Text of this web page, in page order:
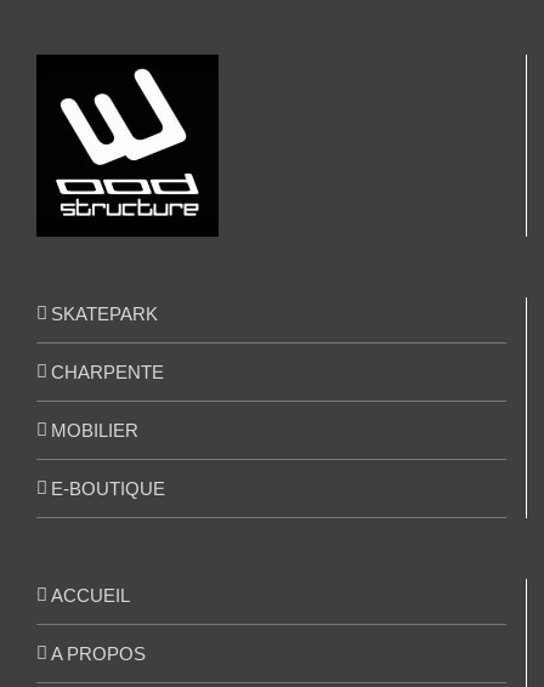
SKATEPARK
CHARPENTE
MOBILIER
E-BOUTIQUE
ACCUEIL
A PROPOS